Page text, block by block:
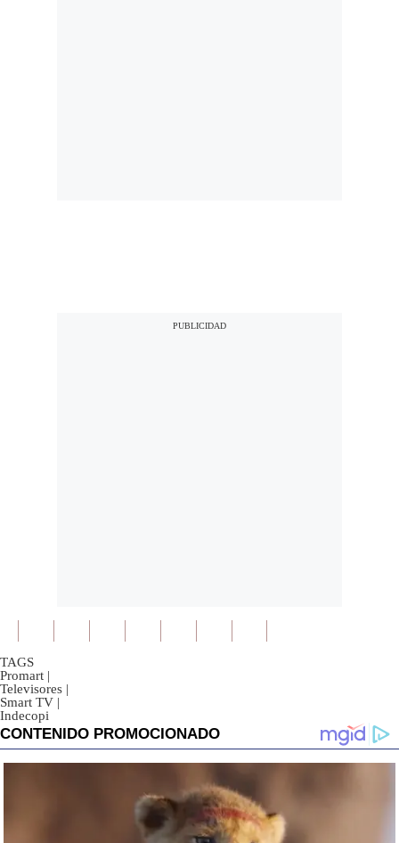
TAGS
Promart |
Televisores |
Smart TV |
Indecopi